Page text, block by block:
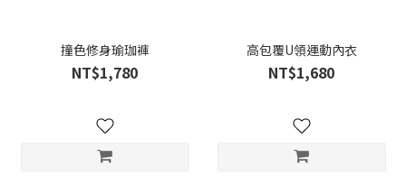
撞色修身瑜珈褲
NT$1,780
高包覆U領運動內衣
NT$1,680